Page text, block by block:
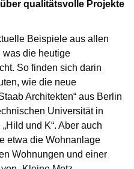
qualitätsvolle Projekte
Beispiele aus allen
was die heutige
So finden sich darin
wie die neue
Architekten“ aus Berlin
Universität in
und K“. Aber auch
etwa die Wohnanlage
Wohnungen und einer